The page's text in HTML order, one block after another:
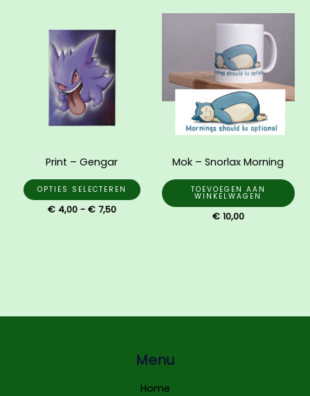
Print – Gengar
OPTIES SELECTEREN
meerdere
variaties.
Deze
worden
op
productpagina
€4,00 - €7,50
€ 4,00
Mok – Snorlax Morning
TOEVOEGEN AAN
WINKELWAGEN
€10,00
Menu
Home